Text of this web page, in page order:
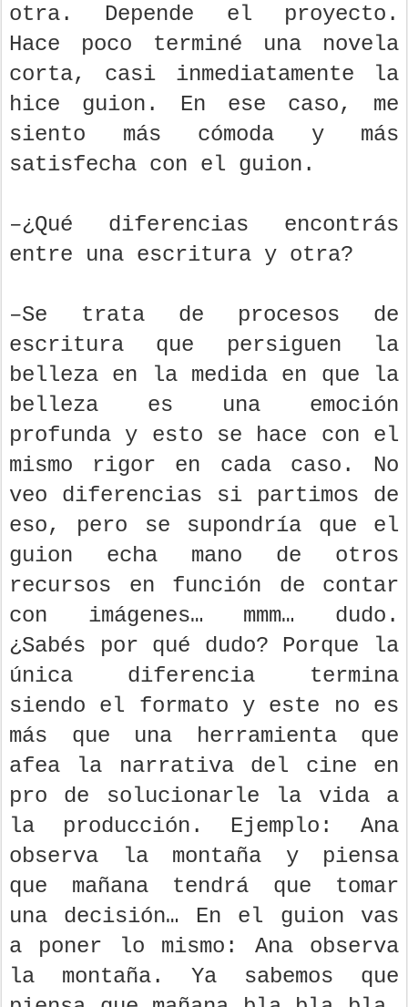
otra. Depende el proyecto.
Hace poco terminé una novela
corta, casi inmediatamente la
hice guion. En ese caso, me
siento más cómoda y más
satisfecha con el guion.
–¿Qué diferencias encontrás
entre una escritura y otra?
–Se trata de procesos de
escritura que persiguen la
belleza en la medida en que la
belleza es una emoción
profunda y esto se hace con el
mismo rigor en cada caso. No
veo diferencias si partimos de
eso, pero se supondría que el
guion echa mano de otros
recursos en función de contar
con imágenes… mmm… dudo.
¿Sabés por qué dudo? Porque la
única diferencia termina
siendo el formato y este no es
más que una herramienta que
afea la narrativa del cine en
pro de solucionarle la vida a
la producción. Ejemplo: Ana
observa la montaña y piensa
que mañana tendrá que tomar
una decisión… En el guion vas
a poner lo mismo: Ana observa
la montaña. Ya sabemos que